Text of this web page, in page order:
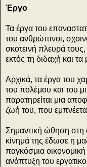
Έργο
Τα έργα του
του ανθρώπινοι,
σκοτεινή πλευρά
εκτός τη διδαχή και
Αρχικά, τα έργα του
του πολέμου και του
παρατηρείται μια
ζωή του, που
Σημαντική ώθηση στη
κίνημά της έδωσε η
παγκόσμια
ανάπτυξη του